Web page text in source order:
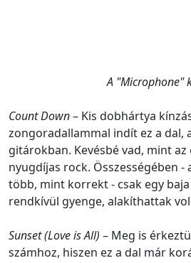
A "Microphone"
Count Down– Kis dobhártya
zongoradallammal indít ez a dal,
gitárokban. Kevésbé vad, mint
nyugdíjas rock. Összességében -
több, mint korrekt - csak egy
rendkívül gyenge, alakíthattak
Sunset (Love is All) – Meg is
számhoz, hiszen ez a dal már